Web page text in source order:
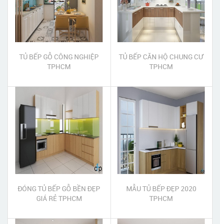
TỦ BẾP GỖ CÔNG NGHIỆP
TPHCM
TỦ BẾP CĂN HỘ CHUNG CƯ
TPHCM
ĐÓNG TỦ BẾP GỖ BỀN ĐẸP
GIÁ RẺ TPHCM
MẪU TỦ BẾP ĐẸP 2020
TPHCM